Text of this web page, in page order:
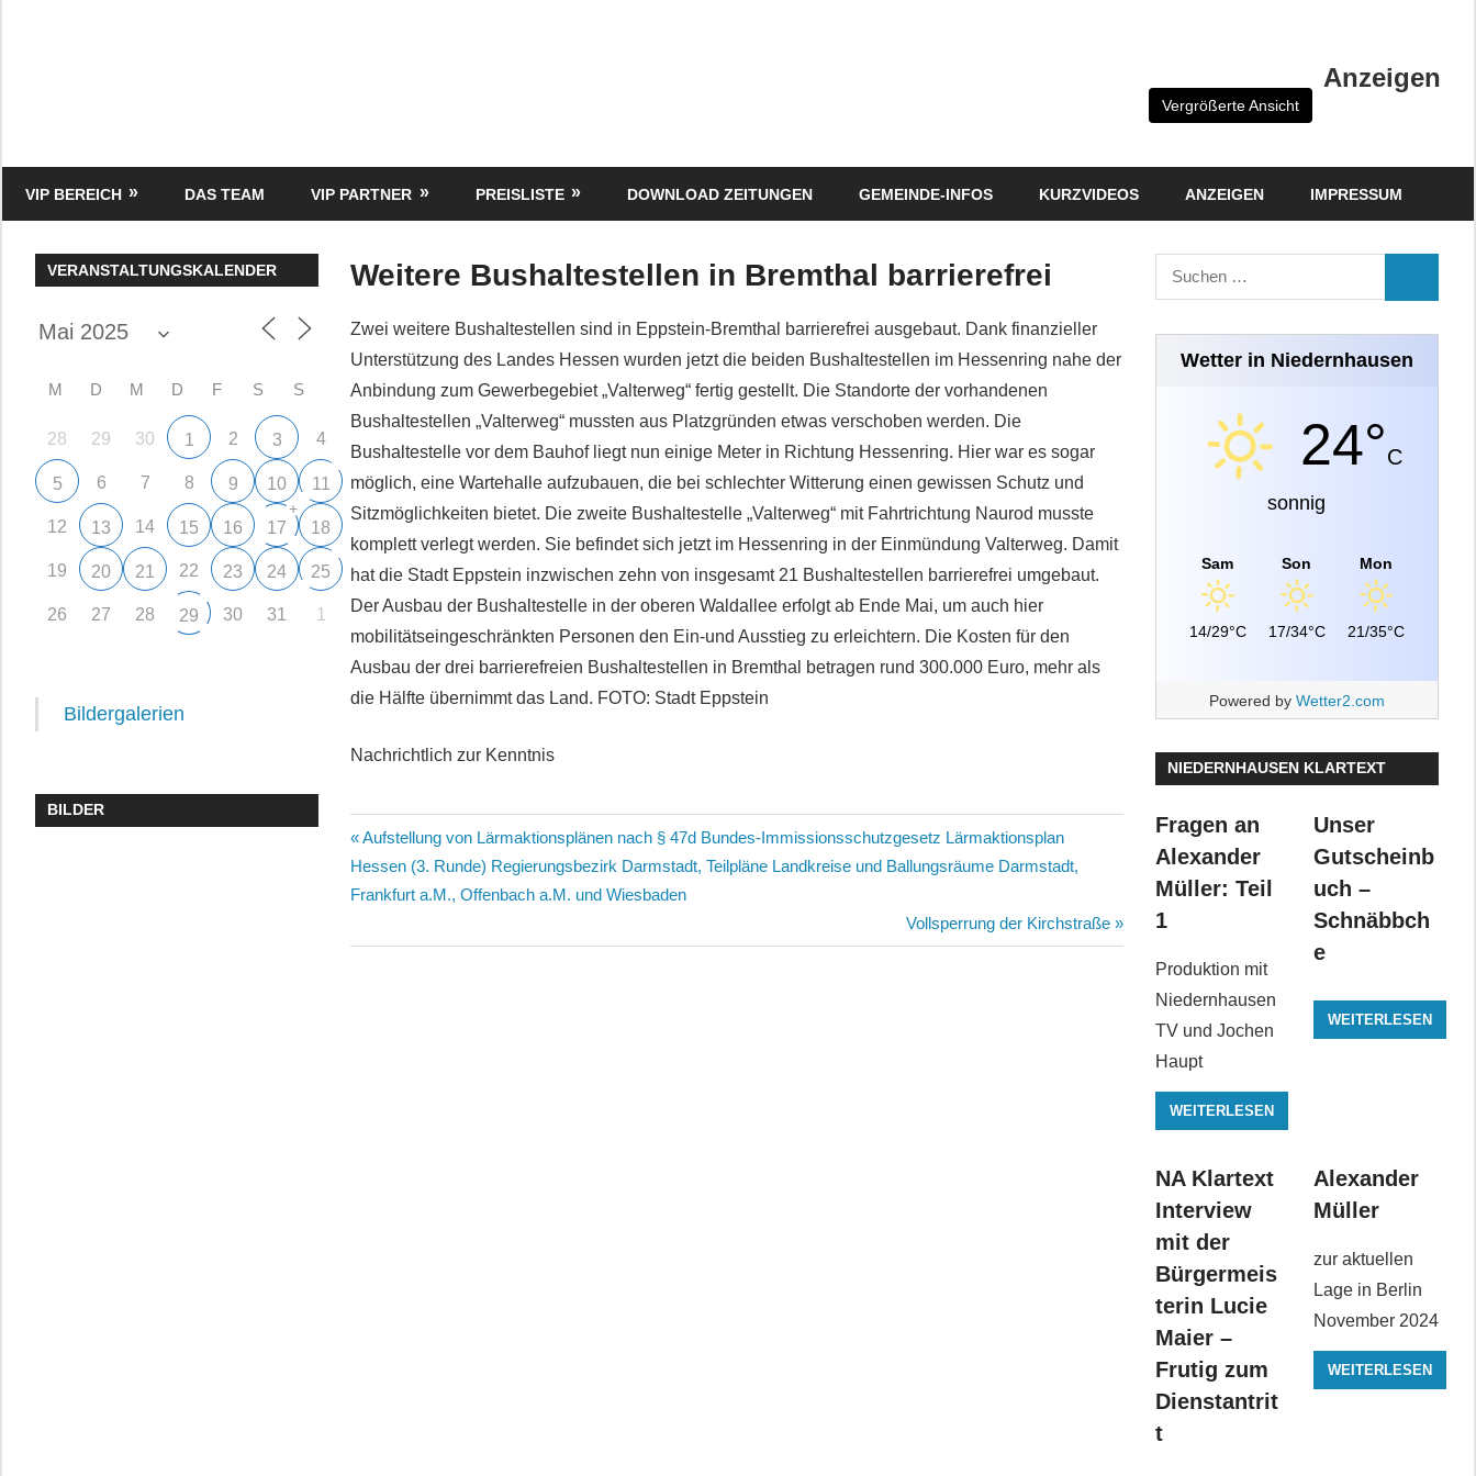
Media
Anzeigen
Vergrößerte Ansicht
VIP BEREICH DAS TEAM VIP PARTNER PREISLISTE DOWNLOAD ZEITUNGEN GEMEINDE-INFOS KURZVIDEOS ANZEIGEN IMPRESSUM
Weitere Bushaltestellen in Bremthal barrierefrei
Zwei weitere Bushaltestellen sind in Eppstein-Bremthal barrierefrei ausgebaut. Dank finanzieller
Unterstützung des Landes Hessen wurden jetzt die beiden Bushaltestellen im Hessenring nahe der
Anbindung zum Gewerbegebiet „Valterweg“ fertig gestellt. Die Standorte der vorhandenen
Bushaltestellen „Valterweg“ mussten aus Platzgründen etwas verschoben werden. Die
Bushaltestelle vor dem Bauhof liegt nun einige Meter in Richtung Hessenring. Hier war es sogar
möglich, eine Wartehalle aufzubauen, die bei schlechter Witterung einen gewissen Schutz und
Sitzmöglichkeiten bietet. Die zweite Bushaltestelle „Valterweg“ mit Fahrtrichtung Naurod musste
komplett verlegt werden. Sie befindet sich jetzt im Hessenring in der Einmündung Valterweg. Damit
hat die Stadt Eppstein inzwischen zehn von insgesamt 21 Bushaltestellen barrierefrei umgebaut.
Der Ausbau der Bushaltestelle in der oberen Waldallee erfolgt ab Ende Mai, um auch hier
mobilitätseingeschränkten Personen den Ein-und Ausstieg zu erleichtern. Die Kosten für den
Ausbau der drei barrierefreien Bushaltestellen in Bremthal betragen rund 300.000 Euro, mehr als
die Hälfte übernimmt das Land. FOTO: Stadt Eppstein
Nachrichtlich zur Kenntnis
Beitragsnavigation
Vorheriger
Beitrag:
Aufstellung von Lärmaktionsplänen nach § 47d Bundes-Immissionsschutzgesetz Lärmaktionsplan
Hessen (3. Runde) Regierungsbezirk Darmstadt, Teilpläne Landkreise und Ballungsräume Darmstadt,
Frankfurt a.M., Offenbach a.M. und Wiesbaden
Nächster
Beitrag:
Vollsperrung der Kirchstraße
VERANSTALTUNGSKALENDER
M D M D F S S
28 29 30 1 2 3 4
5 6 7 8 9 10 11
12 13 14 15 16 17
+
18
19 20 21 22 23 24 25
26 27 28 29 30 31 1
Bildergalerien
BILDER
Suchen
nach:
Wetter in Niedernhausen
24°C
sonnig
Sam
14/29°C
Son
17/34°C
Mon
21/35°C
Powered by Wetter2.com
NIEDERNHAUSEN KLARTEXT
Fragen an
Alexander
Müller: Teil
1
Produktion mit
Niedernhausen
TV und Jochen
Haupt
WEITERLESEN
Unser
Gutscheinb
uch –
Schnäbbch
e
WEITERLESEN
NA Klartext
Interview
mit der
Bürgermeis
terin Lucie
Maier –
Frutig zum
Dienstantrit
t
Alexander
Müller
zur aktuellen
Lage in Berlin
November 2024
WEITERLESEN